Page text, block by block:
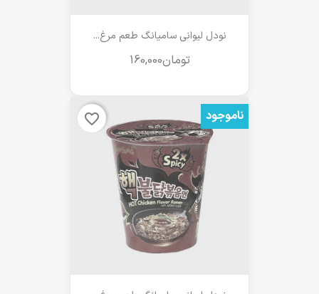
نودل لیوانی سامیانگ طعم مرغ...
‎تومان160,000
ناموجود favorite_border